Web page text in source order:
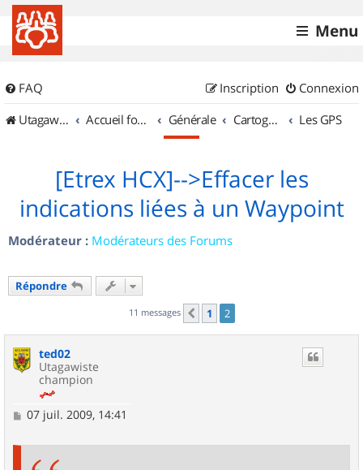
Menu
FAQ Connexion
Inscription
UtagawaVTT (Randos VTT et VTTAE avec traces GPS)
Accueil forum Générale Cartographie et GPS Les GPS
[Etrex HCX]-->Effacer les
indications liées à un Waypoint
Modérateur : Modérateurs des Forums
Répondre
11 messages Précédent
1 2
ted02
Utagawiste
champion
M
07 juil. 2009, 14:41